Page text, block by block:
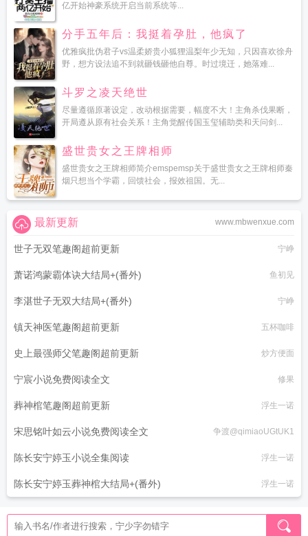
亿开始神豪系统开启当前系统等...
分手五年后：我挺着孕肚，他疯了
优雅疯批伪君子vs温柔娇贵小狐狸温梨年少无知，只因喜欢徐舟
野，想方设法追不到就砸钱砸他自尊。时过境迁，她落难...
斗罗之凌天绝世
尽量遵循原著设定，改动根据需要，幅度不大！主角杀伐果断，
开局遵从原有社会关系！主角觉醒传国玉玺辅助类和天问剑...
盛世贵女之王牌相师
盛世贵女之王牌相师简介emspemsp关于盛世贵女之王牌相师秦
烟只想当个学霸，回馈社会，报效祖国。无...
www.mbwenxue.com
最新更新
世子无双笔趣阁超前更新 宁峥
萧诺鸿蒙霸体诀大结局+(番外) 鱼初见
李湛世子无双大结局+(番外) 宁峥
镇天神医笔趣阁超前更新 五杯咖啡
史上最强师父笔趣阁超前更新 炒方便面
宁宸小说免费阅读全文 修果
葬神棺笔趣阁超前更新 浮生一诺
宋思铭叶如云小说免费阅读全文 争渡@qimiaoUGtUK1
陈长安宁婷玉小说全集阅读 浮生一诺
陈长安宁婷玉葬神棺大结局+(番外) 浮生一诺